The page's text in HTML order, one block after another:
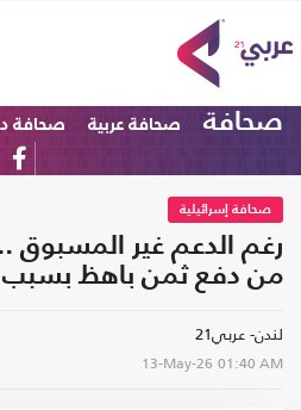
صحافة صحافة عربية صحافة
صحافة إسرائيلية
رغم الدعم غير المسبوق
من دفع ثمن باهظ بسبب
لندن- عربي21
13-May-26 01:40 AM